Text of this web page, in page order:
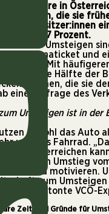
in
der Bahn, die sie
Bei Besitzer:innen
sogar 57 Prozent.
fürs Umsteigen
das Klimaticket und
Mit
fast die Hälfte der
nehmen, die sie
eine Umfrage des
Umsteigen ist in der
sowohl das Auto
und das Fahrrad.
erreichen
zum Umstieg
zu motivieren.
zum
betonte VCÖ-
Zeit sind Gründe für